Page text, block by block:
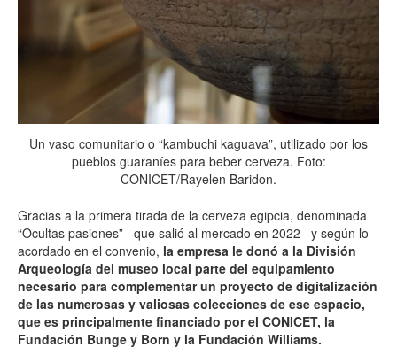
Un vaso comunitario o “kambuchi kaguava”, utilizado por los
pueblos guaraníes para beber cerveza. Foto:
CONICET/Rayelen Baridon.
Gracias a la primera tirada de la cerveza egipcia, denominada
“Ocultas pasiones” –que salió al mercado en 2022– y según lo
acordado en el convenio, la empresa le donó a la División
Arqueología del museo local parte del equipamiento
necesario para complementar un proyecto de digitalización
de las numerosas y valiosas colecciones de ese espacio,
que es principalmente financiado por el CONICET, la
Fundación Bunge y Born y la Fundación Williams.